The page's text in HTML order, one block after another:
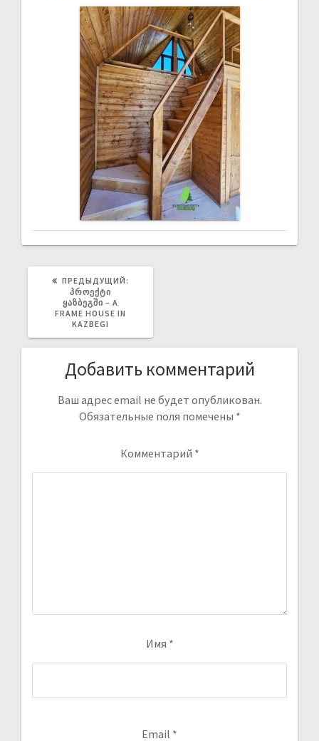
ПРЕДЫДУЩИЙ:
ᲞᲠᲝᲔᲥᲢᲘ
ᲧᲐᲖᲑᲔᲒᲨᲘ – A
FRAME HOUSE IN
KAZBEGI
Добавить комментарий
Ваш адрес email не будет опубликован.
Обязательные поля помечены *
Комментарий *
Имя *
Email *